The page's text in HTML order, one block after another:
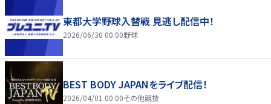
東都大学野球入替戦 見逃し配信中！
2026/06/30 00:00野球
BEST BODY JAPANをライブ配信！
2026/04/01 00:00その他競技